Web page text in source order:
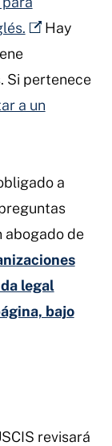
Hay
Si pertenece
a un
a
abogado de
legal
bajo
revisará